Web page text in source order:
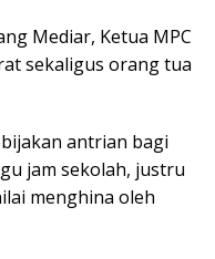
Mediar, Ketua MPC
sekaligus orang tua
antrian bagi
jam sekolah, justru
menghina oleh